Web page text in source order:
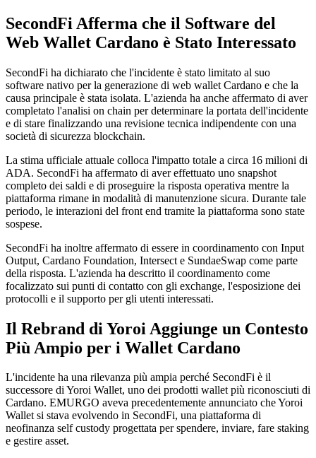
SecondFi Afferma che il Software del
Web Wallet Cardano è Stato Interessato
SecondFi ha dichiarato che l'incidente è stato limitato al suo
software nativo per la generazione di web wallet Cardano e che la
causa principale è stata isolata. L'azienda ha anche affermato di aver
completato l'analisi on chain per determinare la portata dell'incidente
e di stare finalizzando una revisione tecnica indipendente con una
società di sicurezza blockchain.
La stima ufficiale attuale colloca l'impatto totale a circa 16 milioni di
ADA. SecondFi ha affermato di aver effettuato uno snapshot
completo dei saldi e di proseguire la risposta operativa mentre la
piattaforma rimane in modalità di manutenzione sicura. Durante tale
periodo, le interazioni del front end tramite la piattaforma sono state
sospese.
SecondFi ha inoltre affermato di essere in coordinamento con Input
Output, Cardano Foundation, Intersect e SundaeSwap come parte
della risposta. L'azienda ha descritto il coordinamento come
focalizzato sui punti di contatto con gli exchange, l'esposizione dei
protocolli e il supporto per gli utenti interessati.
Il Rebrand di Yoroi Aggiunge un Contesto
Più Ampio per i Wallet Cardano
L'incidente ha una rilevanza più ampia perché SecondFi è il
successore di Yoroi Wallet, uno dei prodotti wallet più riconosciuti di
Cardano. EMURGO aveva precedentemente annunciato che Yoroi
Wallet si stava evolvendo in SecondFi, una piattaforma di
neofinanza self custody progettata per spendere, inviare, fare staking
e gestire asset.